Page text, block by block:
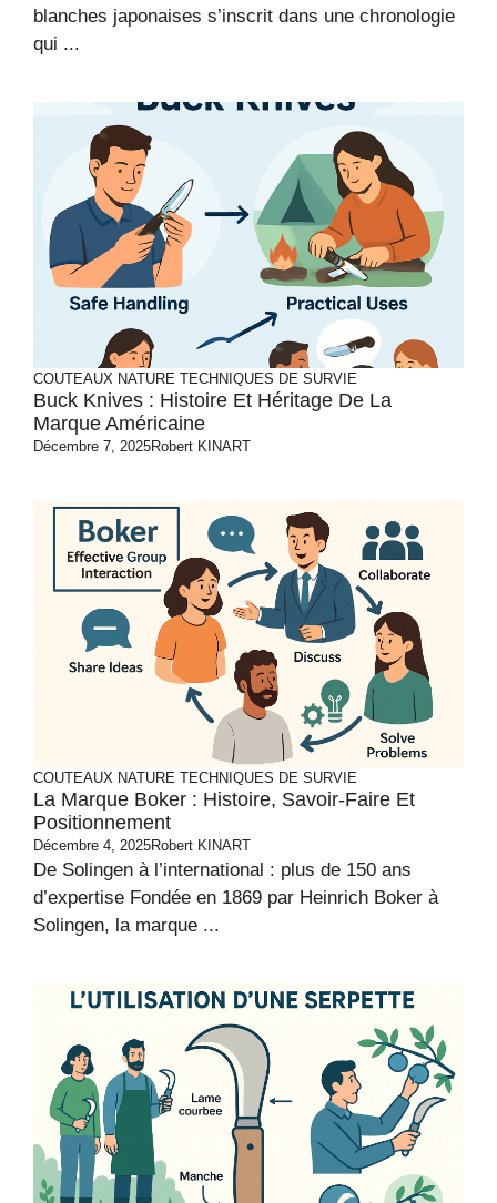
blanches japonaises s’inscrit dans une chronologie
qui ...
COUTEAUX NATURE TECHNIQUES DE SURVIE
Buck Knives : Histoire Et Héritage De La
Marque Américaine
Décembre 7, 2025Robert KINART
COUTEAUX NATURE TECHNIQUES DE SURVIE
La Marque Boker : Histoire, Savoir-Faire Et
Positionnement
Décembre 4, 2025Robert KINART
De Solingen à l’international : plus de 150 ans
d’expertise Fondée en 1869 par Heinrich Boker à
Solingen, la marque ...